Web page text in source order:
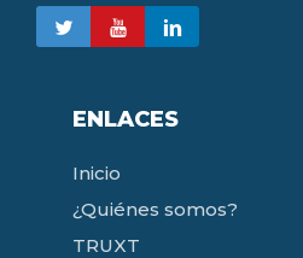
ENLACES
Inicio
¿Quiénes somos?
TRUXT